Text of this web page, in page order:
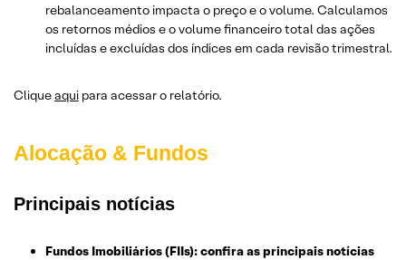
rebalanceamento impacta o preço e o volume. Calculamos
os retornos médios e o volume financeiro total das ações
incluídas e excluídas dos índices em cada revisão trimestral.
Cliqueaqui para acessar o relatório.
Alocação & Fundos
Principais notícias
Fundos Imobiliários (FIIs): confira as principais notícias